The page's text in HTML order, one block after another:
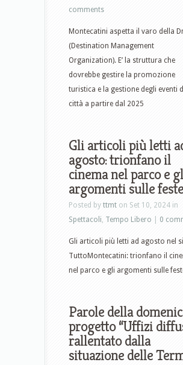
comments
Montecatini aspetta il varo della
(Destination Management
Organization). E’ la struttura che
dovrebbe gestire la promozione
turistica e la gestione degli eventi
città a partire dal 2025
Gli articoli più letti
agosto: trionfano il
cinema nel parco e
argomenti sulle feste
Posted by ttmt on Set 10, 2024 in
Spettacoli, Tempo Libero 0
Gli articoli più letti ad agosto nel
TuttoMontecatini: trionfano il
nel parco e gli argomenti sulle
Parole della
progetto “Uffizi
rallentato dalla
situazione delle